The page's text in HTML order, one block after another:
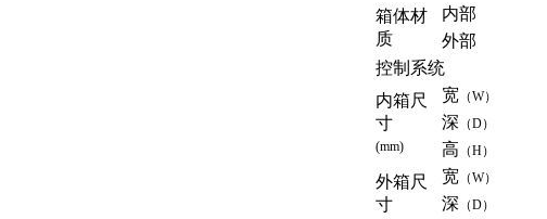
箱体材
质
内部
外部
控制系统
内箱尺
寸
(mm)
宽（W）
深 （D）
高 （H）
外箱尺
寸
宽（W）
深 （D）